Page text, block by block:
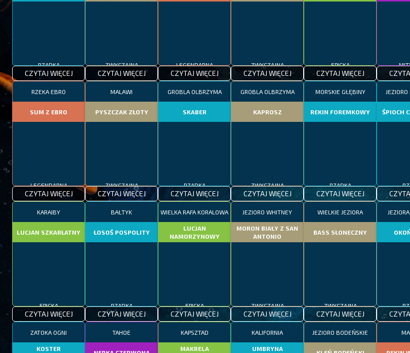
RZADKA
CZYTAJ WIĘCEJ
ZWYCZAJNA
CZYTAJ WIĘCEJ
LEGENDARNA
CZYTAJ WIĘCEJ
ZWYCZAJNA
CZYTAJ WIĘCEJ
EPICKA
CZYTAJ WIĘCEJ
RZEKA EBRO
SUM Z EBRO
LEGENDARNA
CZYTAJ WIĘCEJ
MALAWI
PYSZCZAK ZŁOTY
ZWYCZAJNA
CZYTAJ WIĘCEJ
GROBLA OLBRZYMA
SKABER
RZADKA
CZYTAJ WIĘCEJ
GROBLA OLBRZYMA
KAPROSZ
ZWYCZAJNA
CZYTAJ WIĘCEJ
MORSKIE GŁĘBINY
REKIN FOREMKOWY
RZADKA
CZYTAJ WIĘCEJ
ŚPIOCH
KARAIBY
LUCJAN SZKARŁATNY
EPICKA
CZYTAJ WIĘCEJ
BAŁTYK
ŁOSOŚ POSPOLITY
RZADKA
CZYTAJ WIĘCEJ
WIELKA RAFA KORALOWA
LUCJAN
NAMORZYNOWY
EPICKA
CZYTAJ WIĘCEJ
JEZIORO WHITNEY
MORON BIAŁY Z SAN
ANTONIO
ZWYCZAJNA
CZYTAJ WIĘCEJ
WIELKIE JEZIORA
BASS SŁONECZNY
ZWYCZAJNA
CZYTAJ WIĘCEJ
ZATOKA OGNI
KOSTER
TAHOE KAPSZTAD
MAKRELA
KALIFORNIA
UMBRYNA
JEZIORO BODEŃSKIE